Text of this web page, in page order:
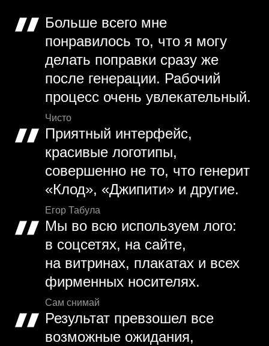
Больше всего мне
понравилось то, что я могу
делать поправки сразу же
после генерации. Рабочий
процесс очень увлекательный.
Чисто
Приятный интерфейс,
красивые логотипы,
совершенно не то, что генерит
«Клод», «Джипити» и другие.
Егор Табула
Мы во всю используем лого:
в соцсетях, на сайте,
на витринах, плакатах и всех
фирменных носителях.
Сам снимай
Результат превзошел все
возможные ожидания,